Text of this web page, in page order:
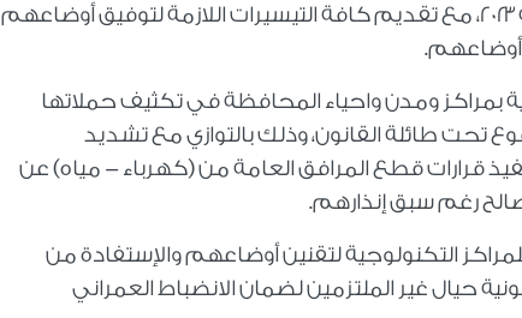
إستكمال ملفات التصالح وفقاً للقانون رقم ١٨٧ لسنة ٢٠٢٣، مع تقديم كافة التيسيرات اللازمة لتوفيق أوضاعهم
أوضاعهم.
بمراكز ومدن واحياء المحافظة في تكثيف حملاتها
تحت طائلة القانون، وذلك بالتوازي مع تشديد
قرارات قطع المرافق العامة من (كهرباء - مياه) عن
رغم سبق إنذارهم.
التكنولوجية لتقنين أوضاعهم والإستفادة من
حيال غير الملتزمين لضمان الانضباط العمراني